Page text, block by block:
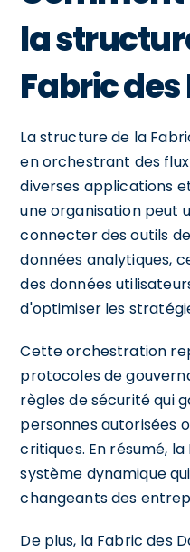
la
Fabric
La structure de la
en orchestrant des
diverses applications
une organisation peut
connecter des outils
données analytiques,
des données
d'optimiser les
Cette orchestration
protocoles de
règles de sécurité qui
personnes autorisées
critiques. En résumé,
système dynamique
changeants des
De plus, la Fabric des